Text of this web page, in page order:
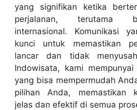
yang signifikan ketika
perjalanan, terutama
internasional. Komunikasi
kunci untuk memastikan
lancar dan tidak
Indowisata, kami
yang bisa mempermudah
pilihan Anda, memastikan
jelas dan efektif di semua